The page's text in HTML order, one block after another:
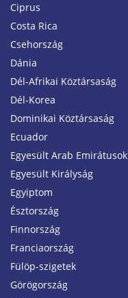
Ciprus
Costa Rica
Csehország
Dánia
Dél-Afrikai Köztársaság
Dél-Korea
Dominikai Köztársaság
Ecuador
Egyesült Arab Emirátusok
Egyesült Királyság
Egyiptom
Észtország
Finnország
Franciaország
Fülöp-szigetek
Görögország